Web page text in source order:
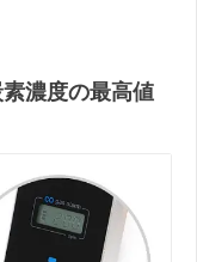
濃度の最高値